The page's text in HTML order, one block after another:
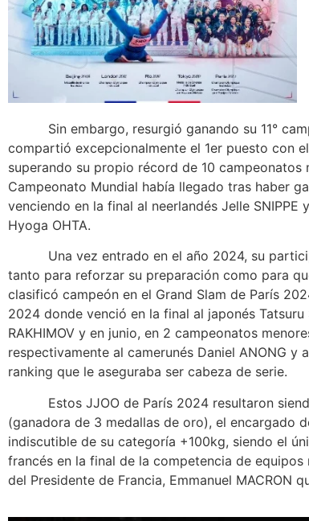
Sin embargo, resurgió ganando su 11°
compartió excepcionalmente el 1er puesto con
superando su propio récord de 10
Campeonato Mundial había llegado tras haber
venciendo en la final al neerlandés Jelle
Hyoga OHTA.
Una vez entrado en el año 2024, su
tanto para reforzar su preparación como para
clasificó campeón en el Grand Slam de París
2024 donde venció en la final al japonés
RAKHIMOV y en junio, en 2 campeonatos
respectivamente al camerunés Daniel ANONG y
ranking que le aseguraba ser cabeza de serie.
Estos JJOO de París 2024 resultaron siendo
(ganadora de 3 medallas de oro), el encargado
indiscutible de su categoría +100kg, siendo el
francés en la final de la competencia de
del Presidente de Francia, Emmanuel